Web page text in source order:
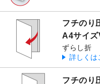
フチのり
A4サイズ
ずらし折
詳しくは
フチのり